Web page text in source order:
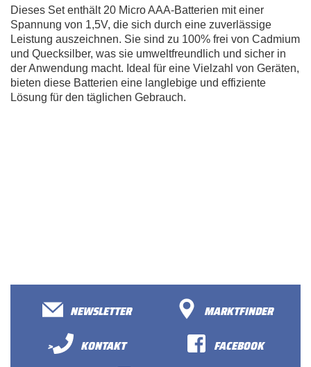
Dieses Set enthält 20 Micro AAA-Batterien mit einer
Spannung von 1,5V, die sich durch eine zuverlässige
Leistung auszeichnen. Sie sind zu 100% frei von Cadmium
und Quecksilber, was sie umweltfreundlich und sicher in
der Anwendung macht. Ideal für eine Vielzahl von Geräten,
bieten diese Batterien eine langlebige und effiziente
Lösung für den täglichen Gebrauch.
NEWSLETTER
MARKTFINDER
>
KONTAKT
FACEBOOK